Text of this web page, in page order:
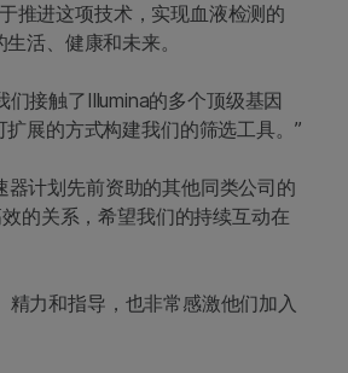
推进这项技术，实现血液检测的
活、健康和未来。
接触了Illumina的多个顶级基因
展的方式构建我们的筛选工具。”
器计划先前资助的其他同类公司的
的关系，希望我们的持续互动在
精力和指导，也非常感激他们加入